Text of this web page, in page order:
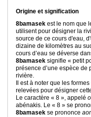
Origine et signification
8bamasek est le nom que
utilisent pour désigner la
source de ce cours d'eau,
dizaine de kilomètres au
cours d’eau se déverse
8bamasek signifie « petit
présence d’une espèce
rivière.
Il est à noter que les formes
relevées pour désigner
Le caractère « 8 », appelé
abénakis. Le « 8 » se
8bamasek se prononce